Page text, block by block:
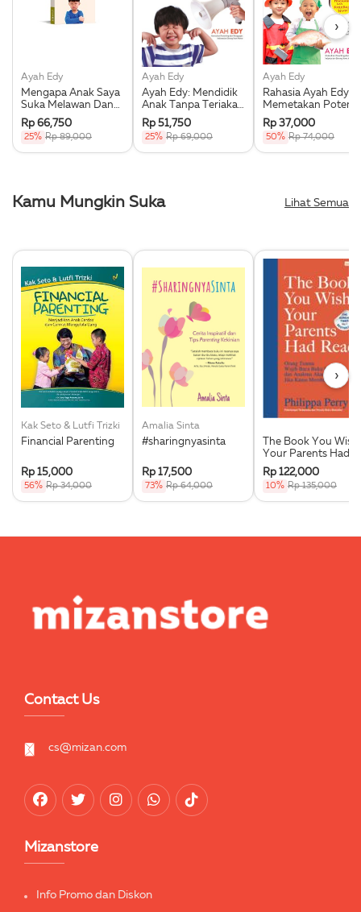
Ayah Edy
Mengapa Anak Saya
Suka Melawan Dan
Susah Diatur?
Rp 66,750
25% Rp 89,000
Ayah Edy
Ayah Edy: Mendidik
Anak Tanpa Teriakan
Dan Bentakan
Rp 51,750
25% Rp 69,000
Ayah Edy
Rahasia Ayah Edy
Memetakan Potensi
Unggul Anak
Rp 37,000
50% Rp 74,000
›
Kamu Mungkin Suka Lihat Semua
Kak Seto & Lutfi Trizki
Financial Parenting
Rp 15,000
56% Rp 34,000
Amalia Sinta
#sharingnyasinta
Rp 17,500
73% Rp 64,000
The Book You Wish
Your Parents Had
Read
Rp 122,000
10% Rp 135,000
›
Contact Us
cs@mizan.com
Mizanstore
Info Promo dan Diskon